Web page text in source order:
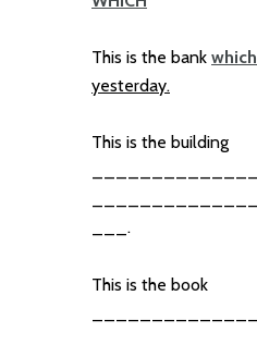
This is the bank which
yesterday.
This is the building
___.
This is the book